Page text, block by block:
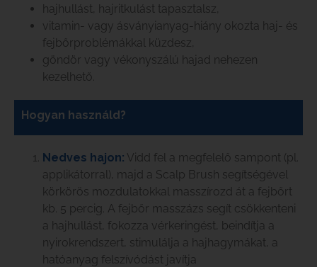
hajhullást, hajritkulást tapasztalsz,
vitamin- vagy ásványianyag-hiány okozta haj- és
fejbőrproblémákkal küzdesz,
göndör vagy vékonyszálú hajad nehezen
kezelhető.
Hogyan használd?
Nedves hajon: Vidd fel a megfelelő sampont (pl.
applikátorral), majd a Scalp Brush segítségével
körkörös mozdulatokkal masszírozd át a fejbőrt
kb. 5 percig. A fejbőr masszázs segít csökkenteni
a hajhullást, fokozza vérkeringést, beindítja a
nyirokrendszert, stimulálja a hajhagymákat, a
hatóanyag felszívódást javítja